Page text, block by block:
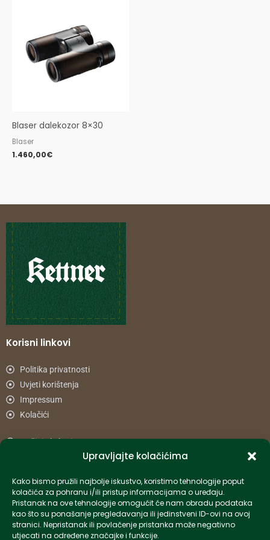
Upravljajte kolačićima
Kako bismo pružili najbolje iskustvo, koristimo tehnologije poput
kolačića za pohranu i/ili pristup informacijama o uređaju.
Pristanak na ove tehnologije omogućit će nam obradu podataka
kao što su ponašanje pregledavanja ili jedinstveni ID-ovi na ovoj
stranici. Nepristanak ili povlačenje pristanka može negativno
utjecati na određene značajke i funkcije.
Blaser dalekozor 8×30
Blaser
1.460,00€
Korisni linkovi
Politika privatnosti
Uvjeti korištenja
Impressum
Kolačići
Načini plaćanja
Informacije
info-hr@kettner.com